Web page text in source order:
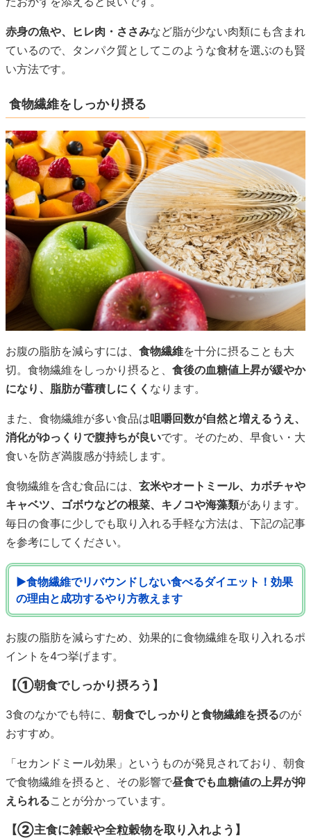
赤身の魚や、ヒレ肉・ささみなど脂が少ない肉類にも含まれ
ているので、タンパク質としてこのような食材を選ぶのも賢
い方法です。
食物繊維をしっかり摂る
お腹の脂肪を減らすには、 食物繊維を十分に摂ることも大
切。食物繊維をしっかり摂ると、 食後の血糖値上昇が緩やか
になり、脂肪が蓄積しにくく なります。
また、食物繊維が多い食品は咀嚼回数が自然と増えるうえ、
消化がゆっくりで腹持ちが良いです。そのため、早食い・大
食いを防ぎ満腹感が持続します。
食物繊維を含む食品には、 玄米やオートミール、カボチャや
キャベツ、ゴボウなどの根菜、キノコや海藻類があります。
毎日の食事に少しでも取り入れる手軽な方法は、下記の記事
を参考にしてください。
▶食物繊維でリバウンドしない食べるダイエット！効果
の理由と成功するやり方教えます
お腹の脂肪を減らすため、効果的に食物繊維を取り入れるポ
イントを4つ挙げます。
【①朝食でしっかり摂ろう】
3食のなかでも特に、 朝食でしっかりと食物繊維を摂るのが
おすすめ。
「セカンドミール効果」というものが発見されており、朝食
で食物繊維を摂ると、その影響で昼食でも血糖値の上昇が抑
えられることが分かっています。
【②主食に雑穀や全粒穀物を取り入れよう】